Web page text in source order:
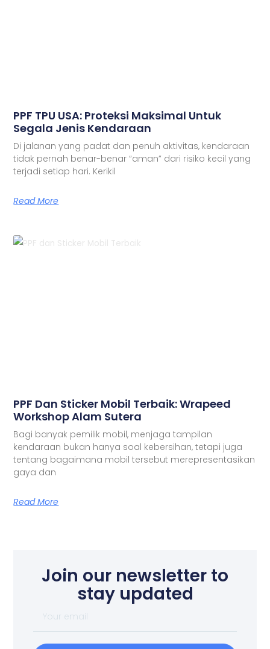
PPF TPU USA: Proteksi Maksimal Untuk
Segala Jenis Kendaraan
Di jalanan yang padat dan penuh aktivitas, kendaraan
tidak pernah benar-benar “aman” dari risiko kecil yang
terjadi setiap hari. Kerikil
Read More
PPF Dan Sticker Mobil Terbaik: Wrapeed
Workshop Alam Sutera
Bagi banyak pemilik mobil, menjaga tampilan
kendaraan bukan hanya soal kebersihan, tetapi juga
tentang bagaimana mobil tersebut merepresentasikan
gaya dan
Read More
Join our newsletter to
stay updated
email